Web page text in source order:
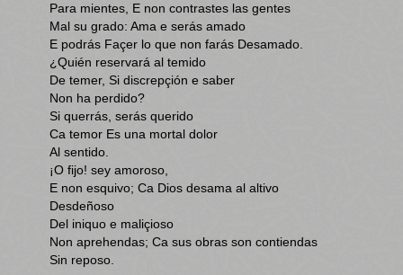
Para mientes, E non contrastes las gentes
Mal su grado: Ama e serás amado
E podrás Façer lo que non farás Desamado.
¿Quién reservará al temido
De temer, Si discrepçión e saber
Non ha perdido?
Si querrás, serás querido
Ca temor Es una mortal dolor
Al sentido.
¡O fijo! sey amoroso,
E non esquivo; Ca Dios desama al altivo
Desdeñoso
Del iniquo e maliçioso
Non aprehendas; Ca sus obras son contiendas
Sin reposo.